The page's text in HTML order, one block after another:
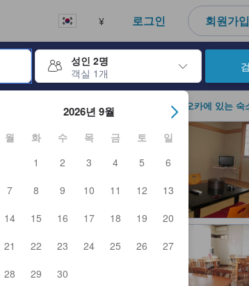
¥ 로그인 회원가입
성인 2명
객실 1개
크인 및 체크아웃 날짜를 탐색할 수 있습니다. 엔터
2026년 9월
월 화 수 목 금 토
일
1
2 3 4 5
6
7
8 9 10 11 12
13
14
15 16 17 18 19
20
21
22 23 24 25 26
27
28
29 30
모리오카에 있는